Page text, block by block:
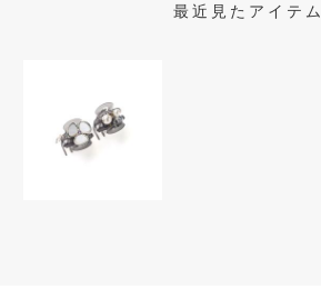
最近見たアイテム